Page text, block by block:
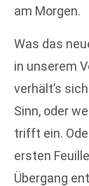
am Morgen.
Was das
in unserem
verhält’s
Sinn, oder
trifft ein.
ersten
Übergang